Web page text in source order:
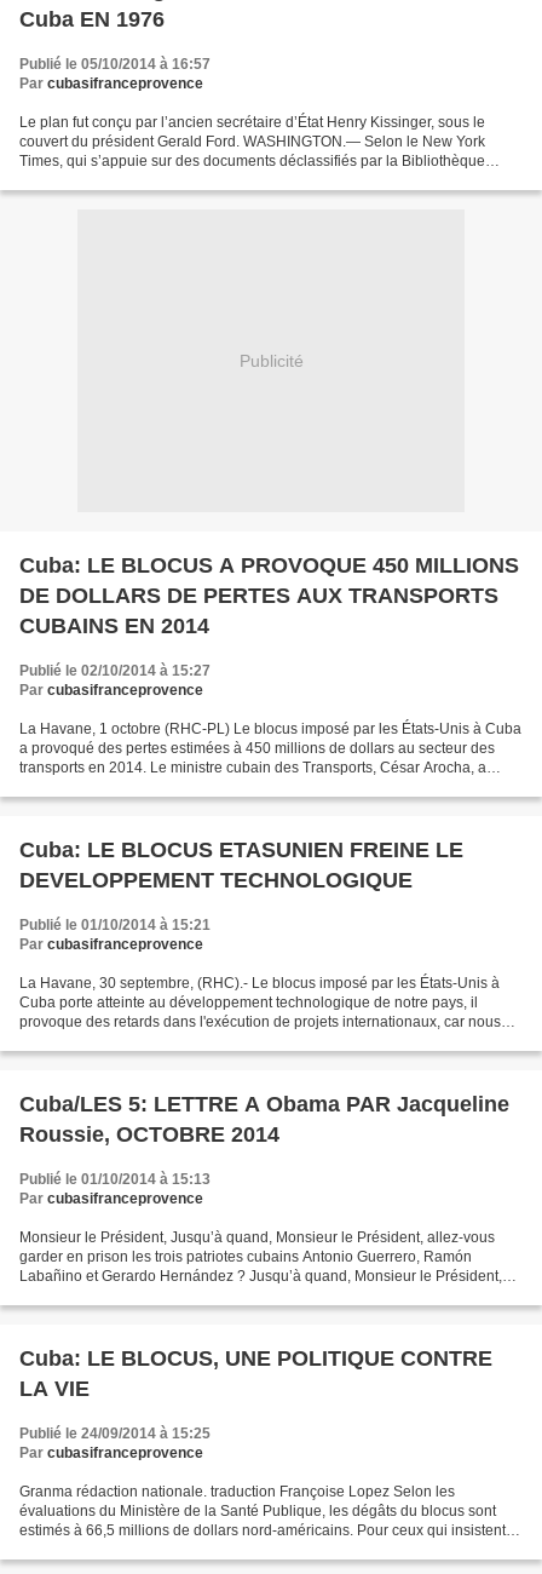
Cuba EN 1976
Publié le 05/10/2014 à 16:57
Par cubasifranceprovence
Le plan fut conçu par l’ancien secrétaire d’État Henry Kissinger, sous le
couvert du président Gerald Ford. WASHINGTON.— Selon le New York
Times, qui s’appuie sur des documents déclassifiés par la Bibliothèque
Publicité
Cuba: LE BLOCUS A PROVOQUE 450 MILLIONS
DE DOLLARS DE PERTES AUX TRANSPORTS
CUBAINS EN 2014
Publié le 02/10/2014 à 15:27
Par cubasifranceprovence
La Havane, 1 octobre (RHC-PL) Le blocus imposé par les États-Unis à Cuba
a provoqué des pertes estimées à 450 millions de dollars au secteur des
transports en 2014. Le ministre cubain des Transports, César Arocha, a
Cuba: LE BLOCUS ETASUNIEN FREINE LE
DEVELOPPEMENT TECHNOLOGIQUE
Publié le 01/10/2014 à 15:21
Par cubasifranceprovence
La Havane, 30 septembre, (RHC).- Le blocus imposé par les États-Unis à
Cuba porte atteinte au développement technologique de notre pays, il
provoque des retards dans l'exécution de projets internationaux, car nous
Cuba/LES 5: LETTRE A Obama PAR Jacqueline
Roussie, OCTOBRE 2014
Publié le 01/10/2014 à 15:13
Par cubasifranceprovence
Monsieur le Président, Jusqu’à quand, Monsieur le Président, allez-vous
garder en prison les trois patriotes cubains Antonio Guerrero, Ramón
Labañino et Gerardo Hernández ? Jusqu’à quand, Monsieur le Président,
Cuba: LE BLOCUS, UNE POLITIQUE CONTRE
LA VIE
Publié le 24/09/2014 à 15:25
Par cubasifranceprovence
Granma rédaction nationale. traduction Françoise Lopez Selon les
évaluations du Ministère de la Santé Publique, les dégâts du blocus sont
estimés à 66,5 millions de dollars nord-américains. Pour ceux qui insistent à